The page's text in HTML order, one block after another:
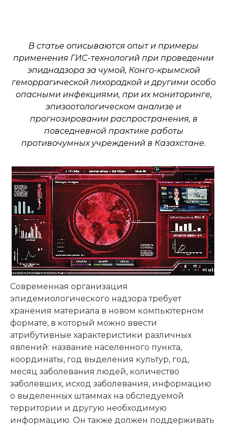
В статье описываются опыт и примеры
применения ГИС-технологий при проведении
эпиднадзора за чумой, Конго-крымской
геморрагической лихорадкойи другими особо
опасными инфекциями, при их мониторинге,
эпизоотологическом анализе и
прогнозировании распространения, в
повседневной практике работы
противочумных учреждений в Казахстане.
Современная организация
эпидемиологического надзора требует
хранения материала в новом компьютерном
формате, в который можно ввести
атрибутивные характеристики различных
явлений: название населенного пункта,
координаты, год выделения культур, год,
месяц заболевания людей, количество
заболевших, исход заболевания, информацию
о выделенных штаммах на обследуемой
территории и другую необходимую
информацию. Он также должен поддерживать